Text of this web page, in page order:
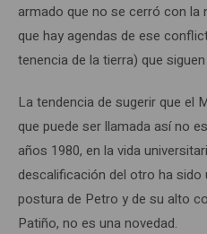
armado que no se cerró con la
que hay agendas de ese
tenencia de la tierra) que
La tendencia de sugerir que el
que puede ser llamada así no
años 1980, en la vida
descalificación del otro ha
postura de Petro y de su alto
Patiño, no es una novedad.